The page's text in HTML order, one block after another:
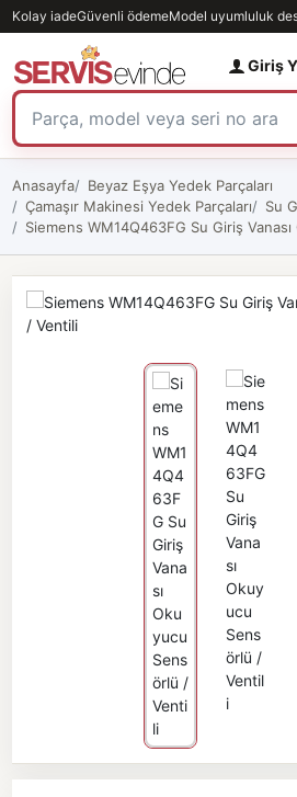
Kolay iadeGüvenli ödemeModel uyumluluk
Giriş
Anasayfa
Beyaz Eşya Yedek Parçaları
Çamaşır Makinesi Yedek Parçaları
Su
Siemens WM14Q463FG Su Giriş